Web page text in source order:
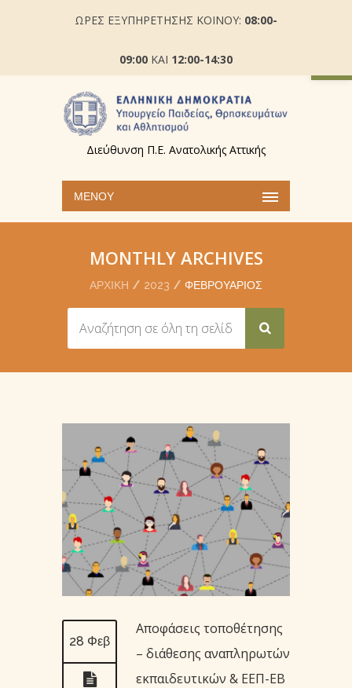
ΩΡΕΣ ΕΞΥΠΗΡΕΤΗΣΗΣ ΚΟΙΝΟΥ: 08:00-
09:00 ΚΑΙ 12:00-14:30
Διεύθυνση Π.Ε. Ανατολικής Αττικής
ΜΕΝΟΎ
MONTHLY ARCHIVES
ΑΡΧΙΚΉ 2023 ΦΕΒΡΟΥΆΡΙΟΣ
28 Φεβ
Αποφάσεις τοποθέτησης
– διάθεσης αναπληρωτών
εκπαιδευτικών & ΕΕΠ-ΕΒ